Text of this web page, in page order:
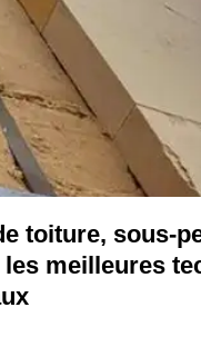
toiture, sous-
meilleures